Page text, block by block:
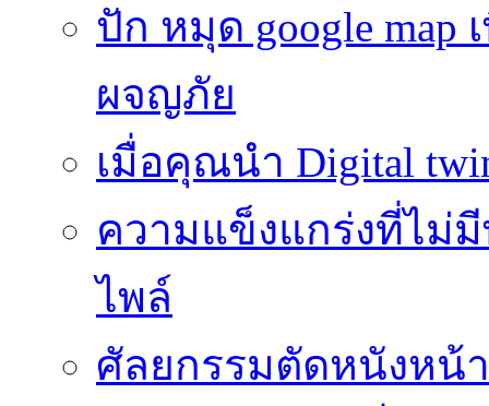
ปัก หมุด google map
ผจญภัย
เมื่อคุณนำ Digital
ความแข็งแกร่งที่ไม่
ไพล์
ศัลยกรรมตัดหนังหน้